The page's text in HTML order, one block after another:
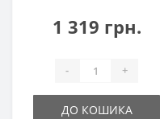
1 319 грн.
- +
ДО КОШИКА